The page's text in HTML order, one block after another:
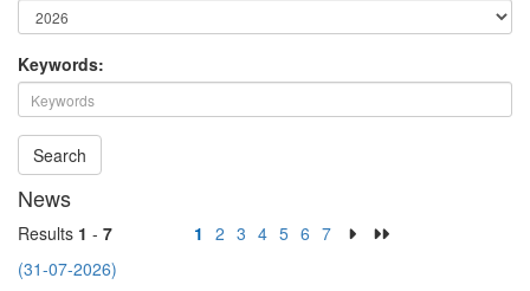
Keywords:
Search
News
Results 1 - 7 1 2 3 4 5 6 7
(31-07-2026)